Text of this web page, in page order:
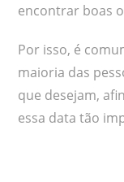
encontrar boas
Por isso, é
maioria das
que desejam,
essa data tão